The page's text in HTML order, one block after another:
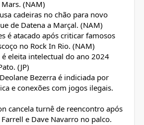
(NAM)
cadeiras no chão para novo
de Datena a Marçal. (NAM)
é atacado após criticar famosos
no Rock In Rio. (NAM)
eleita intelectual do ano 2024
(JP)
Bezerra é indiciada por
e conexões com jogos ilegais.
cancela turnê de reencontro após
e Dave Navarro no palco.